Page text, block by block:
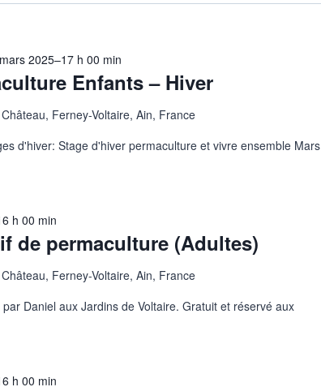
Enfants – Hiver
2025–17 h 00 min
Ferney-Voltaire, Ain, France
d'hiver: Stage d'hiver permaculture et vivre ensemble Mars
de permaculture (Adultes)
h 00 min
Ferney-Voltaire, Ain, France
Daniel aux Jardins de Voltaire. Gratuit et réservé aux
h 00 min